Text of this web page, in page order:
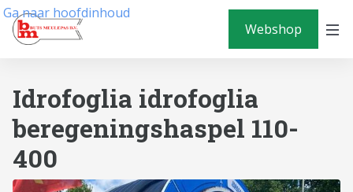
Ga naar hoofdinhoud
Webshop
Idrofoglia idrofoglia
beregeningshaspel 110-
400